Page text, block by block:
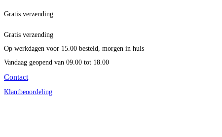
Gratis verzending
Gratis verzending
Op werkdagen voor 15.00 besteld, morgen in huis
Vandaag geopend van 09.00 tot 18.00
Contact
Klantbeoordeling